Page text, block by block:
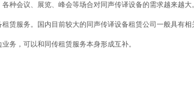
种会议、展览、峰会等场合对同声传译设备的需求越来越
赁服务。国内目前较大的同声传译设备租赁公司一般具有
务，可以和同传租赁服务本身形成互补。